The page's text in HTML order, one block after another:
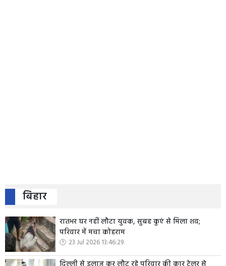
बिहार
रातभर घर नहीं लौटा युवक, सुबह कुएं से मिला शव;
परिवार में मचा कोहराम
23 Jul 2026 13:46:29